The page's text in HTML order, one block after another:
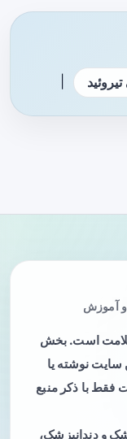
آموزش
است. بخش
نوشته یا
فقط با ذکر منبع
و دندانپزشک،